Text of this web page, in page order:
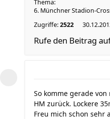
Thema:
6. Münchner Stadion-
Zugriffe:2522
Rufe den Beitrag
So komme gerade
HM zurück. Lockere
Freu mich schon sehr